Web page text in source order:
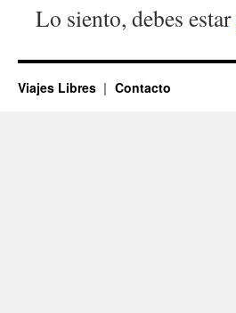
Lo siento, debes estar
Viajes Libres Contacto